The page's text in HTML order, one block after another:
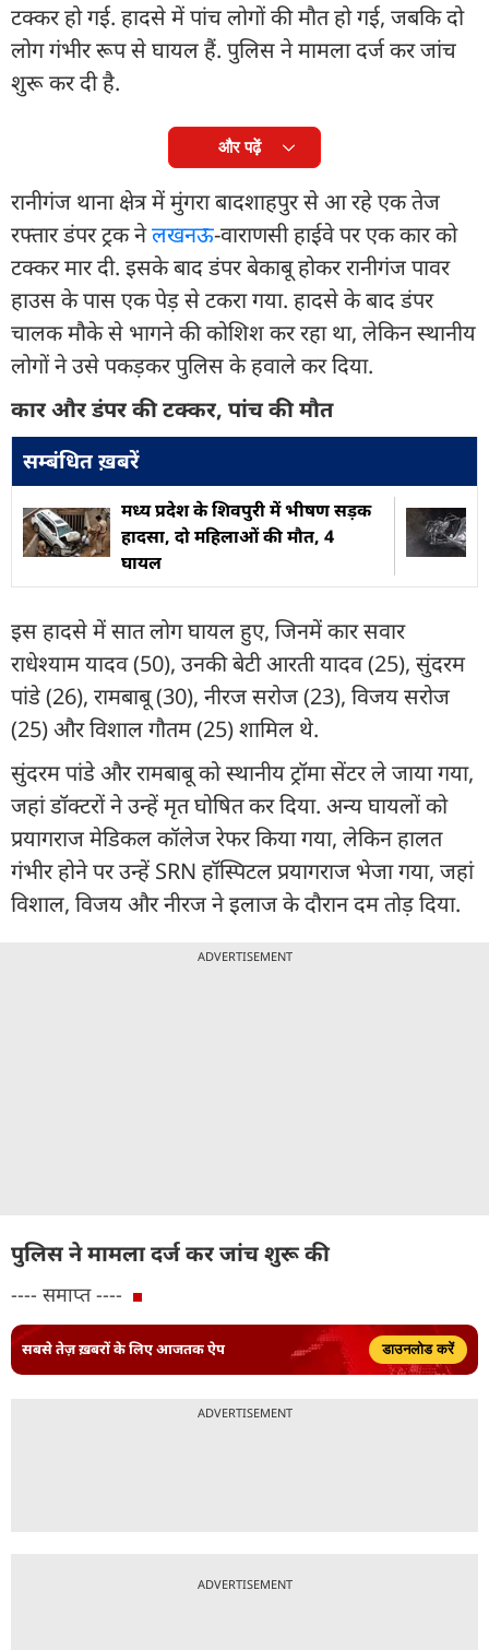
टक्कर हो गई. हादसे में पांच लोगों की मौत हो गई, जबकि दो
लोग गंभीर रूप से घायल हैं. पुलिस ने मामला दर्ज कर जांच
शुरू कर दी है.
और पढ़ें
रानीगंज थाना क्षेत्र में मुंगरा बादशाहपुर से आ रहे एक तेज
रफ्तार डंपर ट्रक नेलखनऊ-वाराणसी हाईवे पर एक कार को
टक्कर मार दी. इसके बाद डंपर बेकाबू होकर रानीगंज पावर
हाउस के पास एक पेड़ से टकरा गया. हादसे के बाद डंपर
चालक मौके से भागने की कोशिश कर रहा था, लेकिन स्थानीय
लोगों ने उसे पकड़कर पुलिस के हवाले कर दिया.
कार और डंपर की टक्कर, पांच की मौत
सम्बंधित ख़बरें
मध्य प्रदेश के शिवपुरी में भीषण सड़क
हादसा, दो महिलाओं की मौत, 4
घायल
इस हादसे में सात लोग घायल हुए, जिनमें कार सवार
राधेश्याम यादव (50), उनकी बेटी आरती यादव (25), सुंदरम
पांडे (26), रामबाबू (30), नीरज सरोज (23), विजय सरोज
(25) और विशाल गौतम (25) शामिल थे.
सुंदरम पांडे और रामबाबू को स्थानीय ट्रॉमा सेंटर ले जाया गया,
जहां डॉक्टरों ने उन्हें मृत घोषित कर दिया. अन्य घायलों को
प्रयागराज मेडिकल कॉलेज रेफर किया गया, लेकिन हालत
गंभीर होने पर उन्हें SRN हॉस्पिटल प्रयागराज भेजा गया, जहां
विशाल, विजय और नीरज ने इलाज के दौरान दम तोड़ दिया.
ADVERTISEMENT
पुलिस ने मामला दर्ज कर जांच शुरू की
---- समाप्त ----
सबसे तेज़ ख़बरों के लिए आजतक ऐप डाउनलोड करें
ADVERTISEMENT
ADVERTISEMENT